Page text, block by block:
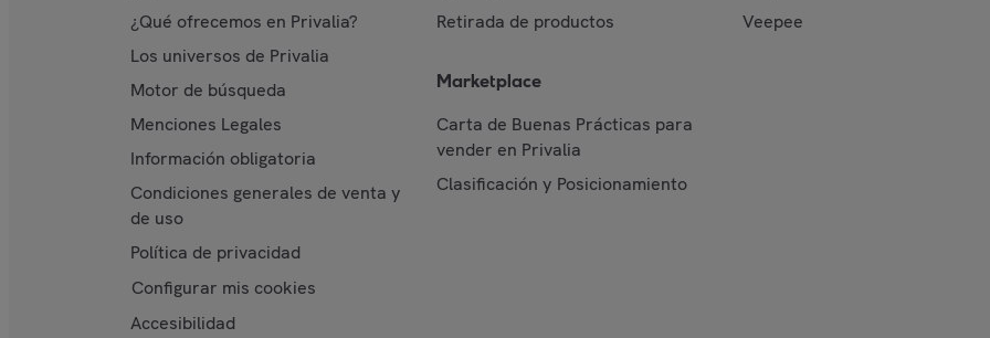
¿Qué ofrecemos en Privalia?
Los universos de Privalia
Motor de búsqueda
Menciones Legales
Información obligatoria
Condiciones generales de venta y
de uso
Política de privacidad
Configurar mis cookies
Accesibilidad
Retirada de productos
Marketplace
Carta de Buenas Prácticas para
vender en Privalia
Clasificación y Posicionamiento
Veepee